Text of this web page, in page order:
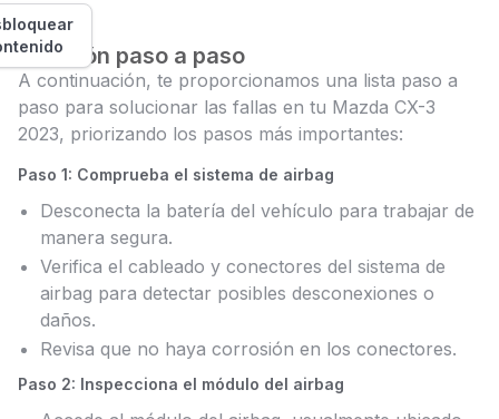
Solución paso a paso
A continuación, te proporcionamos una lista paso a
paso para solucionar las fallas en tu Mazda CX-3
2023, priorizando los pasos más importantes:
Paso 1: Comprueba el sistema de airbag
Desconecta la batería del vehículo para trabajar de
manera segura.
Verifica el cableado y conectores del sistema de
airbag para detectar posibles desconexiones o
daños.
Revisa que no haya corrosión en los conectores.
Paso 2: Inspecciona el módulo del airbag